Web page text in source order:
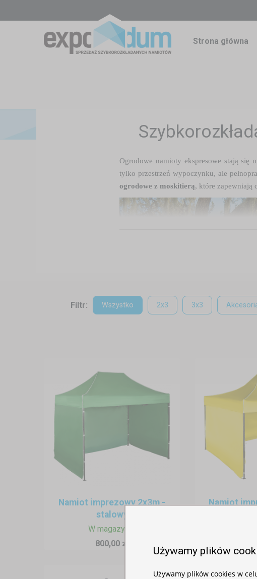
Strona główna
Ogrodowe namioty ekspresowe stają się
tylko przestrzeń wypoczynku, ale
ogrodowe z moskitierą, które zapewniają
Dlaczego warto wybrać namiot
Namioty ekspresowe(typu pop-up) są
Filtr: Wszystko 2x3 3x3
Namiot imprezowy 2x3m -
stalowy
W magazynie
800,00 zł
Namiot
Używamy plików
Używamy plików cookies w